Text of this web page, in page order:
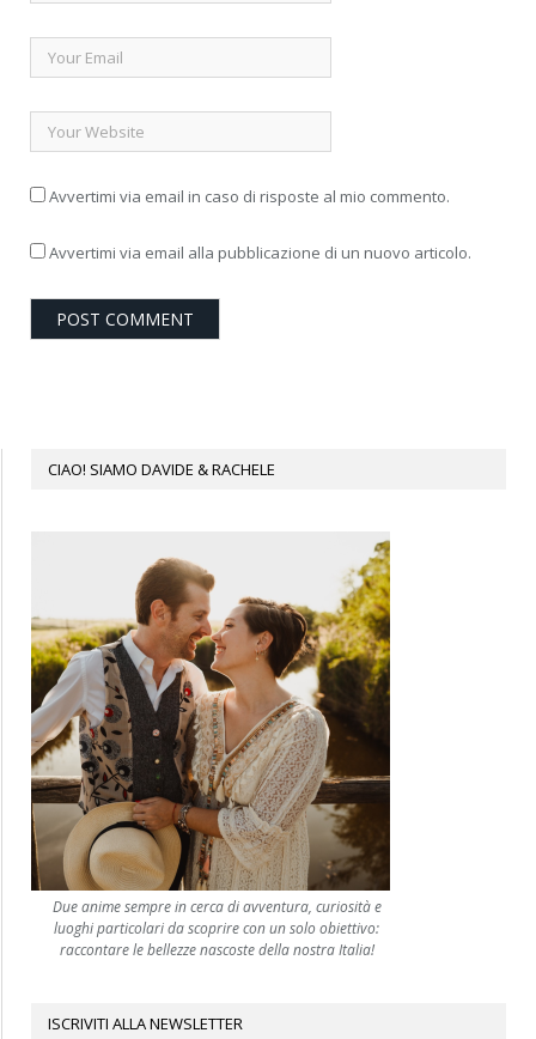
Avvertimi via email in caso di risposte al mio commento.
Avvertimi via email alla pubblicazione di un nuovo articolo.
CIAO! SIAMO DAVIDE & RACHELE
Due anime sempre in cerca di avventura, curiosità e
luoghi particolari da scoprire con un solo obiettivo:
raccontare le bellezze nascoste della nostra Italia!
ISCRIVITI ALLA NEWSLETTER